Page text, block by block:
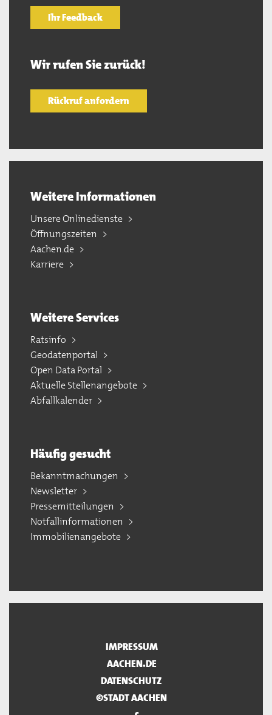
Ihr Feedback
Wir rufen Sie zurück!
Rückruf anfordern
Weitere Informationen
Unsere Onlinedienste
Öffnungszeiten
Aachen.de
Karriere
Weitere Services
Ratsinfo
Geodatenportal
Open Data Portal
Aktuelle Stellenangebote
Abfallkalender
Häufig gesucht
Bekanntmachungen
Newsletter
Pressemitteilungen
Notfallinformationen
Immobilienangebote
IMPRESSUM
AACHEN.DE
DATENSCHUTZ
©STADT AACHEN